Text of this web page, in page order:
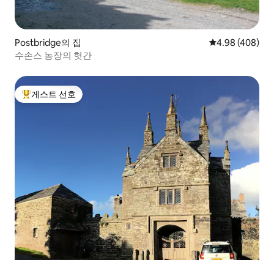
Postbridge의 집 평점 4.98점(5
4.98 (408)
수손스 농장의 헛간
상위 게스트 선호
게스트 선호